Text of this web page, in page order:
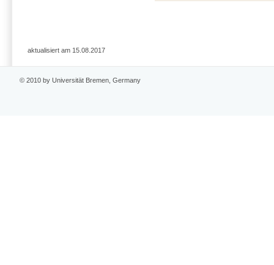
aktualisiert am 15.08.2017
© 2010 by Universität Bremen, Germany